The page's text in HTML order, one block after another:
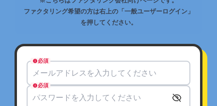
ファクタリング希望の方は右上の「一般ユーザーログイン」
を押してください。
必須
必須